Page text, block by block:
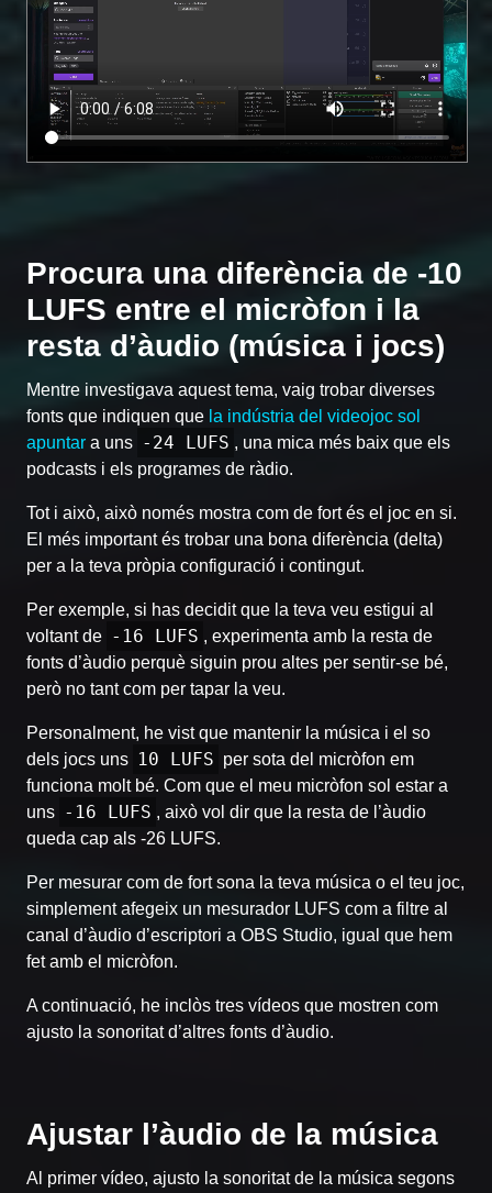
Procura una diferència de -10
LUFS entre el micròfon i la
resta d’àudio (música i jocs)
Mentre investigava aquest tema, vaig trobar diverses
fonts que indiquen que la indústria del videojoc sol
apuntar a uns -24 LUFS , una mica més baix que els
podcasts i els programes de ràdio.
Tot i això, això només mostra com de fort és el joc en si.
El més important és trobar una bona diferència (delta)
per a la teva pròpia configuració i contingut.
Per exemple, si has decidit que la teva veu estigui al
voltant de -16 LUFS , experimenta amb la resta de
fonts d’àudio perquè siguin prou altes per sentir-se bé,
però no tant com per tapar la veu.
Personalment, he vist que mantenir la música i el so
dels jocs uns 10 LUFS per sota del micròfon em
funciona molt bé. Com que el meu micròfon sol estar a
uns -16 LUFS , això vol dir que la resta de l’àudio
queda cap als -26 LUFS.
Per mesurar com de fort sona la teva música o el teu joc,
simplement afegeix un mesurador LUFS com a filtre al
canal d’àudio d’escriptori a OBS Studio, igual que hem
fet amb el micròfon.
A continuació, he inclòs tres vídeos que mostren com
ajusto la sonoritat d’altres fonts d’àudio.
Ajustar l’àudio de la música
Al primer vídeo, ajusto la sonoritat de la música segons